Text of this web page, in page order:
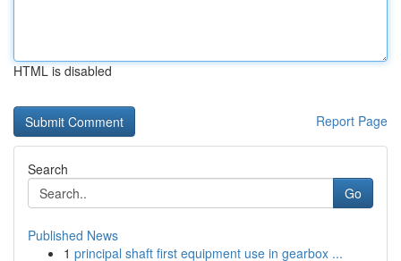
HTML is disabled
Report Page
Search
Go
Published News
1 principal shaft first equipment use in gearbox ...